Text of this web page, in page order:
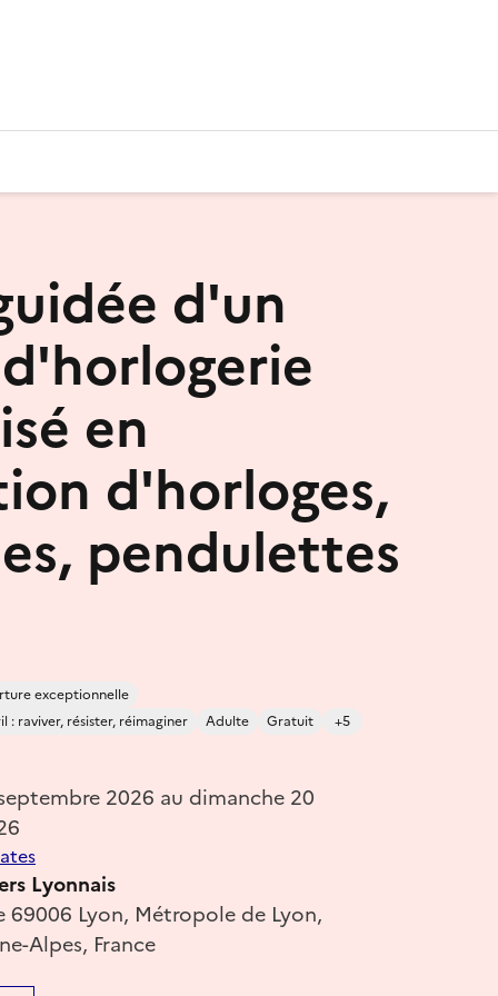
d'un
en
d'horloges,
pendulettes
exceptionnelle
: raviver, résister, réimaginer
Adulte Gratuit +5
2026 au dimanche 20
Lyonnais
69006 Lyon, Métropole de Lyon,
Alpes, France